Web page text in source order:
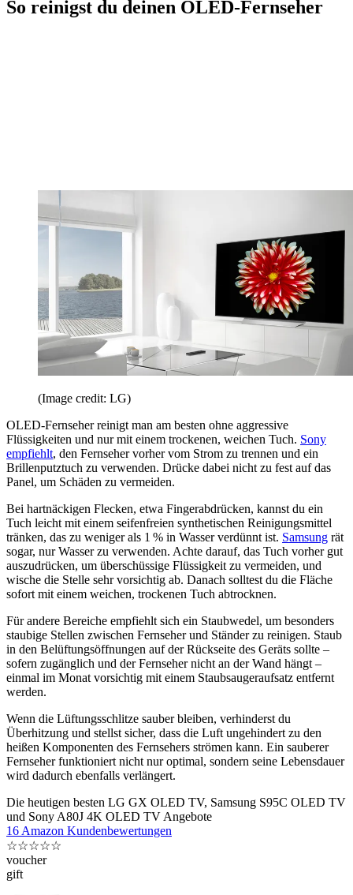
So reinigst du deinen OLED-Fernseher
(Image credit: LG)
OLED-Fernseher reinigt man am besten ohne aggressive
Flüssigkeiten und nur mit einem trockenen, weichen Tuch. Sony
empfiehlt, den Fernseher vorher vom Strom zu trennen und ein
Brillenputztuch zu verwenden. Drücke dabei nicht zu fest auf das
Panel, um Schäden zu vermeiden.
Bei hartnäckigen Flecken, etwa Fingerabdrücken, kannst du ein
Tuch leicht mit einem seifenfreien synthetischen Reinigungsmittel
tränken, das zu weniger als 1 % in Wasser verdünnt ist. Samsung rät
sogar, nur Wasser zu verwenden. Achte darauf, das Tuch vorher gut
auszudrücken, um überschüssige Flüssigkeit zu vermeiden, und
wische die Stelle sehr vorsichtig ab. Danach solltest du die Fläche
sofort mit einem weichen, trockenen Tuch abtrocknen.
Für andere Bereiche empfiehlt sich ein Staubwedel, um besonders
staubige Stellen zwischen Fernseher und Ständer zu reinigen. Staub
in den Belüftungsöffnungen auf der Rückseite des Geräts sollte –
sofern zugänglich und der Fernseher nicht an der Wand hängt –
einmal im Monat vorsichtig mit einem Staubsaugeraufsatz entfernt
werden.
Wenn die Lüftungsschlitze sauber bleiben, verhinderst du
Überhitzung und stellst sicher, dass die Luft ungehindert zu den
heißen Komponenten des Fernsehers strömen kann. Ein sauberer
Fernseher funktioniert nicht nur optimal, sondern seine Lebensdauer
wird dadurch ebenfalls verlängert.
Die heutigen besten LG GX OLED TV, Samsung S95C OLED TV
und Sony A80J 4K OLED TV Angebote
16 Amazon Kundenbewertungen
☆☆☆☆☆
voucher
gift